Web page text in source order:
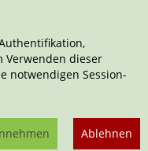
Rollenspiele
von
Verwenden dieser
notwendigen Session-
Ablehnen